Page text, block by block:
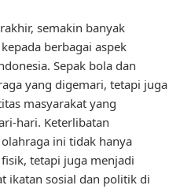
semakin banyak
berbagai aspek
Sepak bola dan
yang digemari, tetapi juga
masyarakat yang
hari. Keterlibatan
ini tidak hanya
tetapi juga menjadi
ikatan sosial dan politik di